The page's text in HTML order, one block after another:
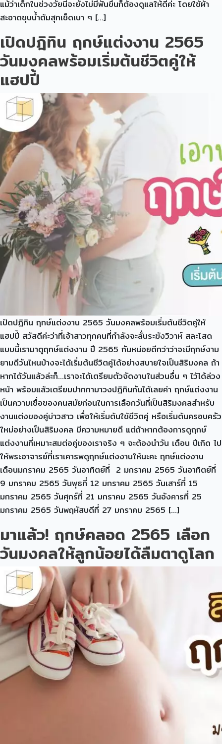
แม้ว่าเด็กในช่วงวัยนี้จะยังไม่มีฟันขึ้นก็ต้องดูแลให้ดีค่ะ โดยใช้ผ้า
สะอาดชุบน้ำต้มสุกเช็ดเบา ๆ […]
เปิดปฎิทิน ฤกษ์แต่งงาน 2565
วันมงคลพร้อมเริ่มต้นชีวิตคู่ให้
แฮปปี้
เปิดปฎิทิน ฤกษ์แต่งงาน 2565 วันมงคลพร้อมเริ่มต้นชีวิตคู่ให้
แฮปปี้ สวัสดีค่ะว่าที่เจ้าสาวทุกคนที่กำลังจะลั่นระฆังวิวาห์ สละโสด
แบบนี้เรามาดูฤกษ์แต่งงาน ปี 2565 กันหน่อยดีกว่าว่าจะมีฤกษ์งาม
ยามดีวันไหนบ้างจะได้เริ่มต้นชีวิตคู่ได้อย่างสบายใจเป็นสิริมงคล ถ้า
หากได้วันแล้วล่ะก็…เราจะได้เตรียมตัวจัดงานในส่วนอื่น ๆ ไว้ได้ล่วง
หน้า พร้อมแล้วเตรียมปากกามาวงปฎิทินกันได้เลยค่า ฤกษ์แต่งงาน
เป็นความเชื่อของคนสมัยก่อนในการเลือกวันที่เป็นสิริมงคลสำหรับ
งานแต่งของคู่บ่าวสาว เพื่อให้เริ่มต้นใช้ชีวิตคู่ หรือเริ่มต้นครอบครัว
ใหม่อย่างเป็นสิริมงคล มีความหมายดี แต่ถ้าหากต้องการดูฤกษ์
แต่งงานที่เหมาะสมต่อคู่ของเราจริง ๆ จะต้องนำวัน เดือน ปีเกิด ไป
ให้พระอาจารย์ที่เราเคารพดูฤกษ์แต่งงานให้นะคะ ฤกษ์แต่งงาน
เดือนมกราคม 2565 วันอาทิตย์ที่ 2 มกราคม 2565 วันอาทิตย์ที่
9 มกราคม 2565 วันพุธที่ 12 มกราคม 2565 วันเสาร์ที่ 15
มกราคม 2565 วันศุกร์ที่ 21 มกราคม 2565 วันอังคารที่ 25
มกราคม 2565 วันพฤหัสบดีที่ 27 มกราคม 2565 […]
มาแล้ว! ฤกษ์คลอด 2565 เลือก
วันมงคลให้ลูกน้อยได้ลืมตาดูโลก